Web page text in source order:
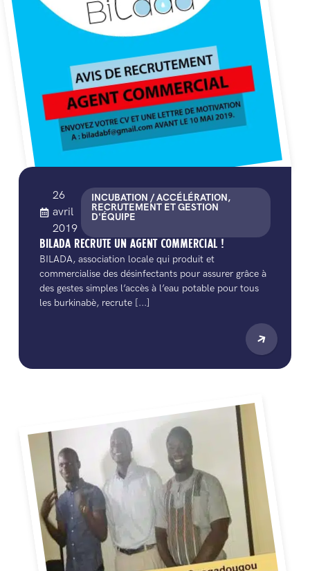
26
avril
2019
INCUBATION / ACCÉLÉRATION,
RECRUTEMENT ET GESTION
D'ÉQUIPE
BILADA RECRUTE UN AGENT COMMERCIAL !
BILADA, association locale qui produit et
commercialise des désinfectants pour assurer grâce à
des gestes simples l’accès à l’eau potable pour tous
les burkinabè, recrute [...]